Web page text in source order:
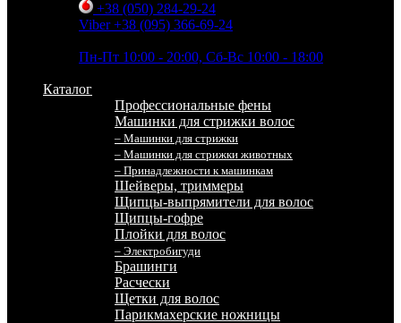
+38 (050) 284-29-24
Viber +38 (095) 366-69-24
Пн-Пт 10:00 - 20:00, Сб-Вс 10:00 - 18:00
Каталог
Профессиональные фены
Машинки для стрижки волос
– Машинки для стрижки
– Машинки для стрижки животных
– Принадлежности к машинкам
Шейверы, триммеры
Щипцы-выпрямители для волос
Щипцы-гофре
Плойки для волос
– Электробигуди
Брашинги
Расчески
Щетки для волос
Парикмахерские ножницы